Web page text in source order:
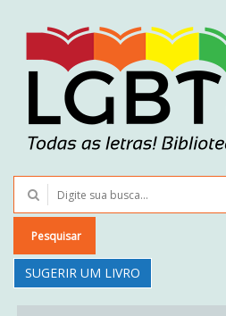
Pesquisar
SUGERIR UM LIVRO